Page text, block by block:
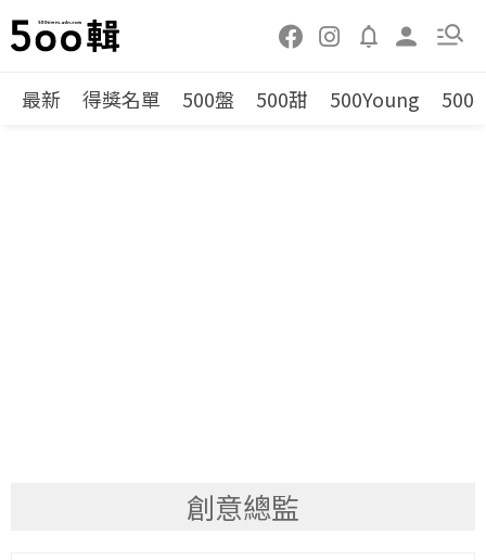
最新 得獎名單 500盤 500甜 500Young 500
創意總監